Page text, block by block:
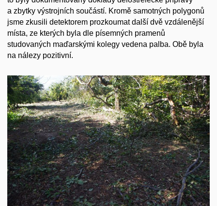
a zbytky výstrojních součástí. Kromě samotných polygonů
jsme zkusili detektorem prozkoumat další dvě vzdálenější
místa, ze kterých byla dle písemných pramenů
studovaných maďarskými kolegy vedena palba. Obě byla
na nálezy pozitivní.